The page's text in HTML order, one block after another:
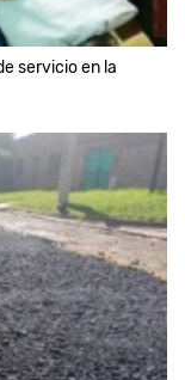
servicio en la